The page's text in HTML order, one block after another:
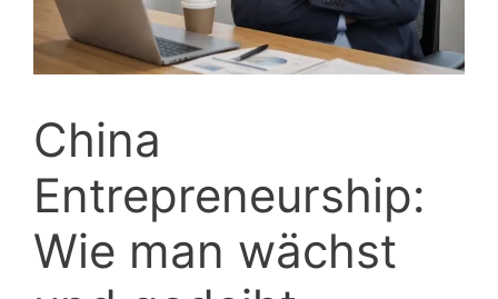
China
Entrepreneurship:
Wie man wächst